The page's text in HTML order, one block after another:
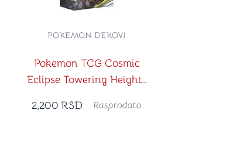
Pokemon TCG Cosmic
Eclipse Towering Heights
POKEMON DEKOVI
2,200 RSD Rasprodato